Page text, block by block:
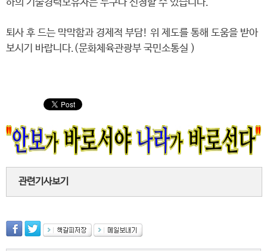
하의 기술경력보유자는 누구나 신청할 수 있습니다.
퇴사 후 드는 막막함과 경제적 부담! 위 제도를 통해 도움을 받아
보시기 바랍니다.(문화체육관광부 국민소통실 )
관련기사보기